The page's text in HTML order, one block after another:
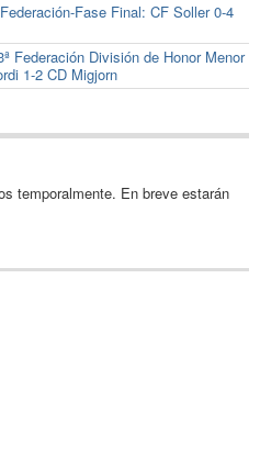
Fase Final: CF Soller 0-4
Federación División de Honor Menor
1-2 CD Migjorn
temporalmente. En breve estarán